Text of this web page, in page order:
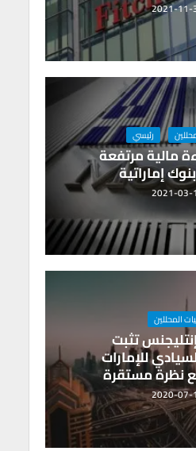
2021-11-
رئيسي
مالية مرتفعة
2021-03-
المحللين
تثبت
للإمارات
2020-07-